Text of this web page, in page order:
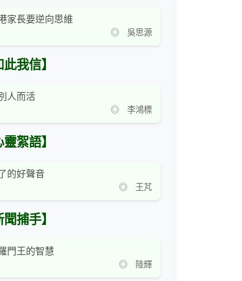
家長要逆向思維
◎ 吳思源
此我信】
人而活
◎ 李鴻標
靈絮語】
的好聲音
◎ 王芃
聞捕手】
門王的智慧
◎ 陸輝